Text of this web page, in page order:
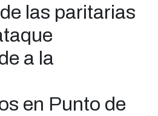
las paritarias
a la
en Punto de